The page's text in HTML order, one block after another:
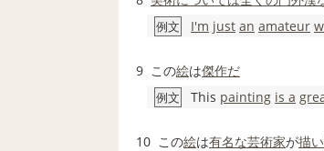
例文 I'm just an amateur
9 この絵は傑作だ
例文 This painting is a
10 この絵は有名な芸術家が描